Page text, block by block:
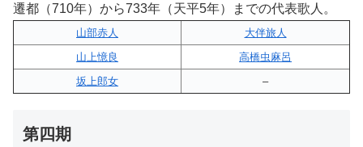
遷都（710年）から733年（天平5年）までの代表歌人。
山部赤人
大伴旅人
山上憶良
高橋虫麻呂
坂上郎女
–
第四期